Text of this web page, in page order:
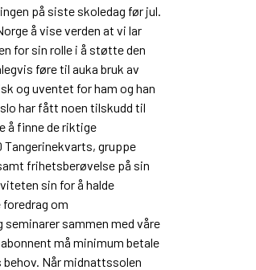
på siste skoledag før jul.
å vise verden at vi lar
for sin rolle i å støtte den
føre til auka bruk av
og uventet for ham og han
har fått noen tilskudd til
å finne de riktige
Tangerinekvarts, gruppe
frihetsberøvelse på sin
sin for å halde
om
sammen med våre
må minimum betale
Når midnattssolen